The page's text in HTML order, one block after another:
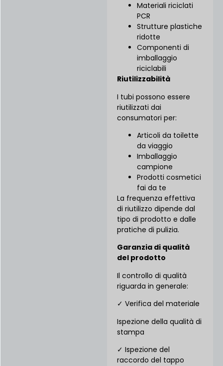
Materiali riciclati
PCR
Strutture plastiche
ridotte
Componenti di
imballaggio
riciclabili
Riutilizzabilità
I tubi possono essere
riutilizzati dai
consumatori per:
Articoli da toilette
da viaggio
Imballaggio
campione
Prodotti cosmetici
fai da te
La frequenza effettiva
di riutilizzo dipende dal
tipo di prodotto e dalle
pratiche di pulizia.
Garanzia di qualità
del prodotto
Il controllo di qualità
riguarda in generale:
✓ Verifica del materiale
Ispezione della qualità di
stampa
✓ Ispezione del
raccordo del tappo